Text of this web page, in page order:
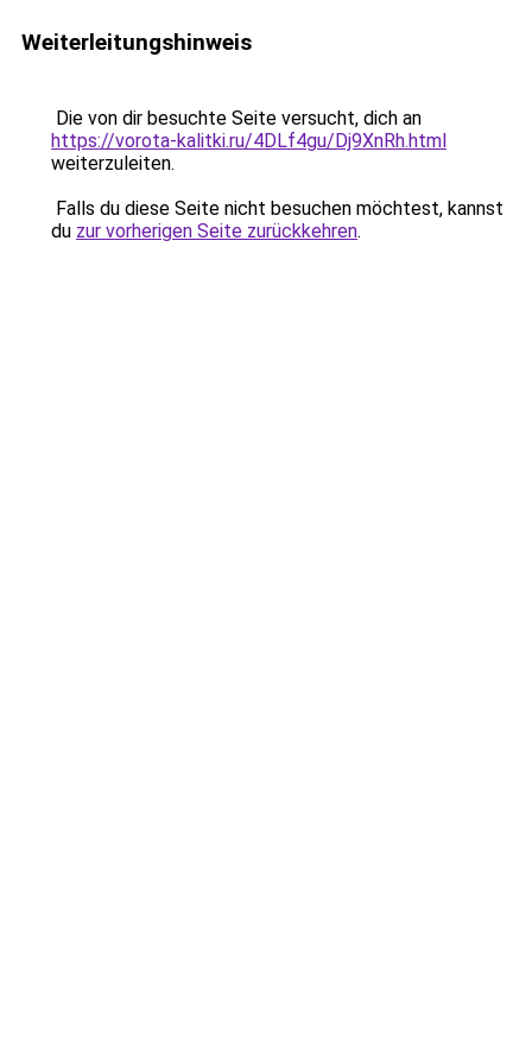
Weiterleitungshinweis
Die von dir besuchte Seite versucht, dich an
https://vorota-kalitki.ru/4DLf4gu/Dj9XnRh.html
weiterzuleiten.
Falls du diese Seite nicht besuchen möchtest, kannst
du zur vorherigen Seite zurückkehren.